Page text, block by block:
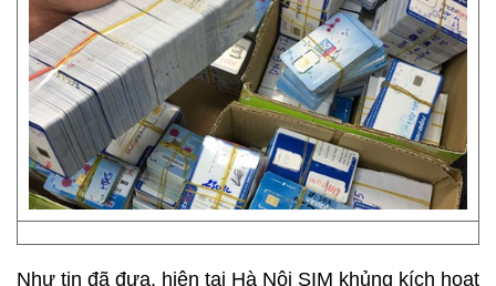
Như tin đã đưa, hiện tại Hà Nội SIM khủng kích hoạt